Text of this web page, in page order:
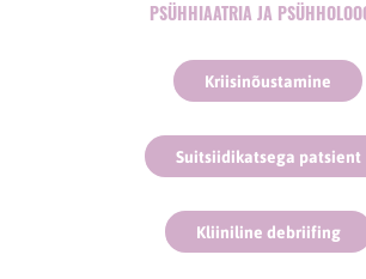
PSÜHHIAATRIA JA
Kriisinõustamine
Suitsiidikatsega patsient
Kliiniline debriifing